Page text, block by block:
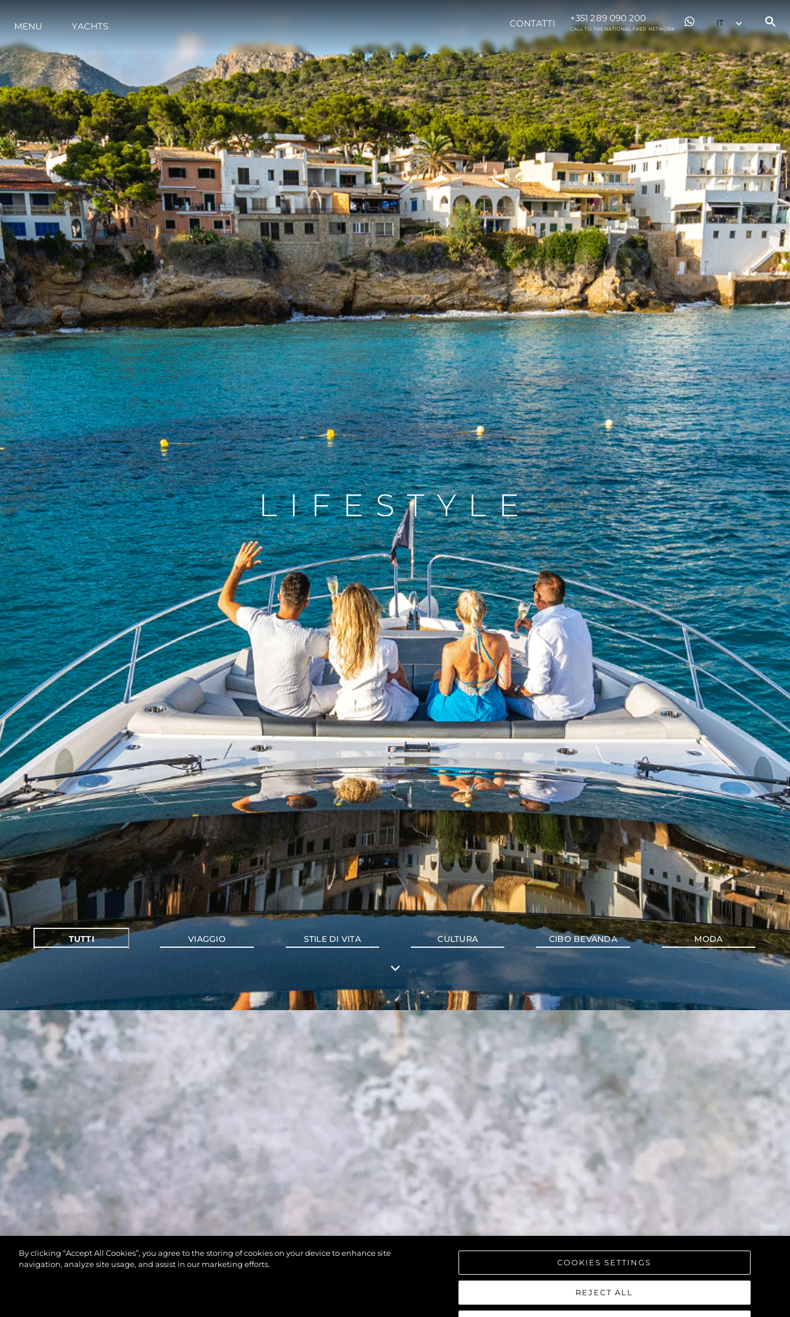
MENU YACHTS CONTATTI +351 289 090 200
CALL TO THE NATIONAL FIXED NETWORK
LIFESTYLE
TUTTI VIAGGIO STILE DI VITA CULTURA CIBO BEVANDA MODA
Informazioni
Mappa Del Sito
Contatti
Cookies
Aspetti Legali
POLICY SULLA PRIVACY
MODERN SLAVERY
STATEMENT
TERMINI E CONDIZIONI
COOKIE POLICY
RECLUTAMENTO
L'azienda
Brokerage
Charter
News
Eventi
Innovazione
L'azienda
Il Team
Lifestyle
Heritage
Valuta La Tua Imbarcazione
By clicking “Accept All Cookies”, you agree to the storing of cookies on your device to enhance site
navigation, analyze site usage, and assist in our marketing efforts.
COOKIES SETTINGS
REJECT ALL